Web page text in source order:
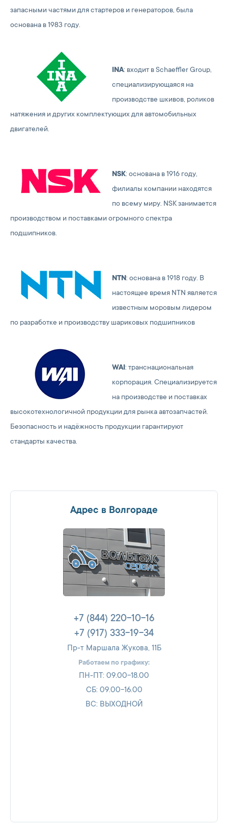
запасными частями для стартеров и генераторов, была
основана в 1983 году.
INA: входит в Schaeffler Group,
специализирующаяся на
производстве шкивов, роликов
натяжения и других комплектующих для автомобильных
двигателей.
NSK: основана в 1916 году,
филиалы компании находятся
по всему миру. NSK занимается
производством и поставками огромного спектра
подшипников.
NTN: основана в 1918 году. В
настоящее время NTN является
известным моровым лидером
по разработке и производству шариковых подшипников
WAI: транснациональная
корпорация. Специализируется
на производстве и поставках
высокотехнологичной продукции для рынка автозапчастей.
Безопасность и надёжность продукции гарантируют
стандарты качества.
Адрес в Волгораде
+7 (844) 220-10-16
+7 (917) 333-19-34
Пр-т Маршала Жукова, 11Б
Работаем по графику:
ПН-ПТ: 09.00-18.00
СБ: 09.00-16.00
ВС: ВЫХОДНОЙ